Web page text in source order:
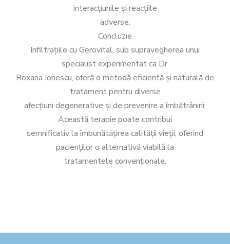
interacțiunile și reacțiile
adverse.
Concluzie
Infiltrațiile cu Gerovital, sub supravegherea unui
specialist experimentat ca Dr.
Roxana Ionescu, oferă o metodă eficientă și naturală de
tratament pentru diverse
afecțiuni degenerative și de prevenire a îmbătrânirii.
Această terapie poate contribui
semnificativ la îmbunătățirea calității vieții, oferind
pacienților o alternativă viabilă la
tratamentele convenționale.